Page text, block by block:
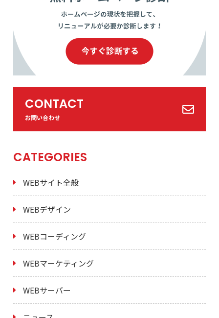
CONTACT
お問い合わせ
CATEGORIES
WEBサイト全般
WEBデザイン
WEBコーディング
WEBマーケティング
WEBサーバー